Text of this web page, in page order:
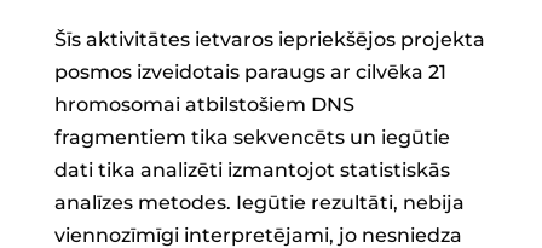
Šīs aktivitātes ietvaros iepriekšējos projekta
posmos izveidotais paraugs ar cilvēka 21
hromosomai atbilstošiem DNS
fragmentiem tika sekvencēts un iegūtie
dati tika analizēti izmantojot statistiskās
analīzes metodes. Iegūtie rezultāti, nebija
viennozīmīgi interpretējami, jo nesniedza